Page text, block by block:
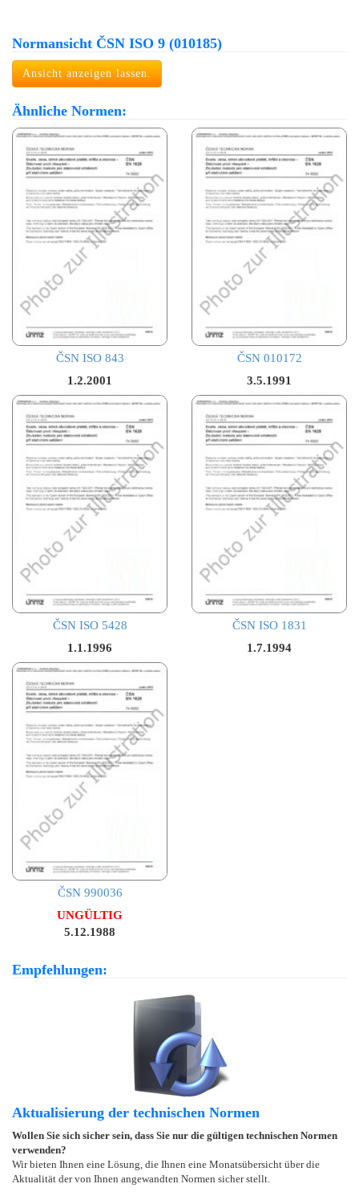
Normansicht ČSN ISO 9 (010185)
Ansicht anzeigen lassen.
Ähnliche Normen:
ČSN ISO 843
1.2.2001
ČSN 010172
3.5.1991
ČSN ISO 5428
1.1.1996
ČSN ISO 1831
1.7.1994
ČSN 990036
UNGÜLTIG
5.12.1988
Empfehlungen:
Aktualisierung der technischen Normen
Wollen Sie sich sicher sein, dass Sie nur die gültigen technischen Normen
verwenden?
Wir bieten Ihnen eine Lösung, die Ihnen eine Monatsübersicht über die
Aktualität der von Ihnen angewandten Normen sicher stellt.